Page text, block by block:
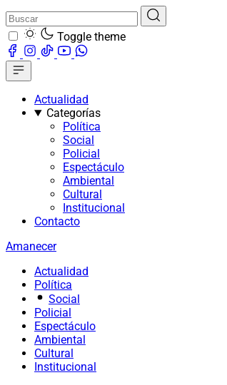
Toggle theme
Actualidad
Categorías
Política
Social
Policial
Espectáculo
Ambiental
Cultural
Institucional
Contacto
Amanecer
Actualidad
Política
Social
Policial
Espectáculo
Ambiental
Cultural
Institucional